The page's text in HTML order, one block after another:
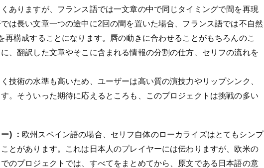
ありますが、フランス語では一文章の中で同じタイミングで間を再現
は長い文章一つの途中に2回の間を置いた場合、フランス語では不自然
構成することになります。唇の動きに合わせることがもちろんのこ
、翻訳した文章やそこに含まれる情報の分割の仕方、セリフの流れを
技術の水準も高いため、ユーザーは高い質の演技力やリップシンク、
。そういった期待に応えるところも、このプロジェクトは挑戦の多い
) ： 欧州スペイン語の場合、セリフ自体のローカライズはとてもシンプ
とがあります。これは日本人のプレイヤーには伝わりますが、欧米の
のプロジェクトでは、すべてをまとめてから、原文である日本語の意